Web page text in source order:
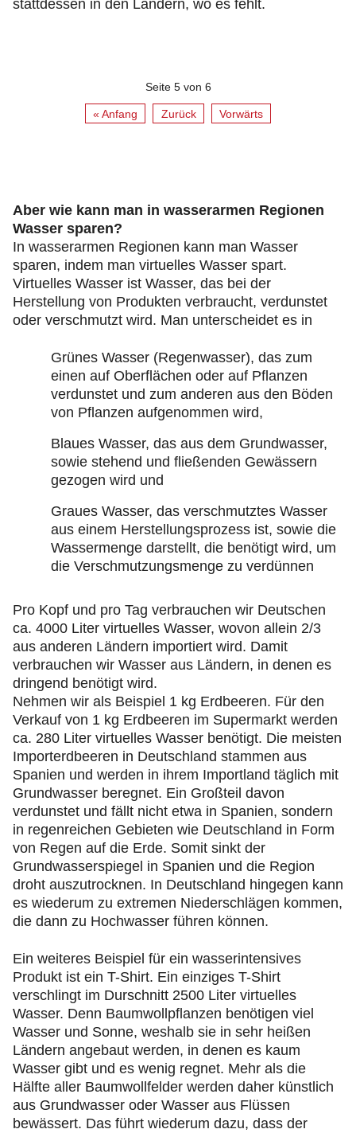
stattdessen in den Ländern, wo es fehlt.
Seite 5 von 6
« Anfang Zurück Vorwärts
Aber wie kann man in wasserarmen Regionen
Wasser sparen?
In wasserarmen Regionen kann man Wasser
sparen, indem man virtuelles Wasser spart.
Virtuelles Wasser ist Wasser, das bei der
Herstellung von Produkten verbraucht, verdunstet
oder verschmutzt wird. Man unterscheidet es in
Grünes Wasser (Regenwasser), das zum
einen auf Oberflächen oder auf Pflanzen
verdunstet und zum anderen aus den Böden
von Pflanzen aufgenommen wird,
Blaues Wasser, das aus dem Grundwasser,
sowie stehend und fließenden Gewässern
gezogen wird und
Graues Wasser, das verschmutztes Wasser
aus einem Herstellungsprozess ist, sowie die
Wassermenge darstellt, die benötigt wird, um
die Verschmutzungsmenge zu verdünnen
Pro Kopf und pro Tag verbrauchen wir Deutschen
ca. 4000 Liter virtuelles Wasser, wovon allein 2/3
aus anderen Ländern importiert wird. Damit
verbrauchen wir Wasser aus Ländern, in denen es
dringend benötigt wird.
Nehmen wir als Beispiel 1 kg Erdbeeren. Für den
Verkauf von 1 kg Erdbeeren im Supermarkt werden
ca. 280 Liter virtuelles Wasser benötigt. Die meisten
Importerdbeeren in Deutschland stammen aus
Spanien und werden in ihrem Importland täglich mit
Grundwasser beregnet. Ein Großteil davon
verdunstet und fällt nicht etwa in Spanien, sondern
in regenreichen Gebieten wie Deutschland in Form
von Regen auf die Erde. Somit sinkt der
Grundwasserspiegel in Spanien und die Region
droht auszutrocknen. In Deutschland hingegen kann
es wiederum zu extremen Niederschlägen kommen,
die dann zu Hochwasser führen können.
Ein weiteres Beispiel für ein wasserintensives
Produkt ist ein T-Shirt. Ein einziges T-Shirt
verschlingt im Durschnitt 2500 Liter virtuelles
Wasser. Denn Baumwollpflanzen benötigen viel
Wasser und Sonne, weshalb sie in sehr heißen
Ländern angebaut werden, in denen es kaum
Wasser gibt und es wenig regnet. Mehr als die
Hälfte aller Baumwollfelder werden daher künstlich
aus Grundwasser oder Wasser aus Flüssen
bewässert. Das führt wiederum dazu, dass der